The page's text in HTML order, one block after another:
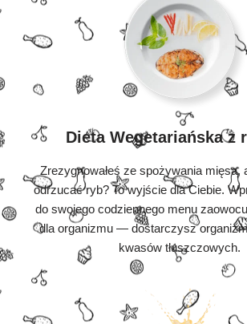
Dieta Wegetariańska z
Zrezygnowałeś ze spożywania mięsa,
odrzucać ryb? To wyjście dla Ciebie.
do swojego codziennego menu
dla organizmu — dostarczysz
kwasów tłuszczowych.